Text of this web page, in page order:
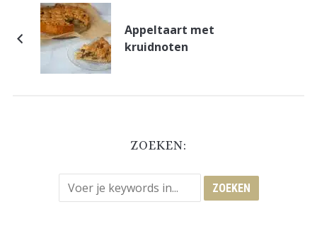
Appeltaart met
kruidnoten
ZOEKEN: